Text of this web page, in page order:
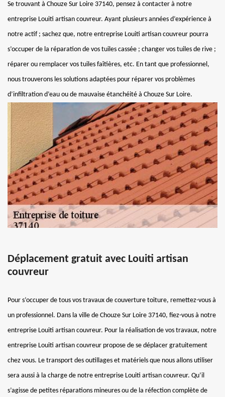
Se trouvant à Chouze Sur Loire 37140, pensez à contacter à notre
entreprise Louiti artisan couvreur. Ayant plusieurs années d’expérience à
notre actif ; sachez que, notre entreprise Louiti artisan couvreur pourra
s’occuper de la réparation de vos tuiles cassée ; changer vos tuiles de rive ;
réparer ou remplacer vos tuiles faîtières, etc. En tant que professionnel,
nous trouverons les solutions adaptées pour réparer vos problèmes
d’infiltration d’eau ou de mauvaise étanchéité à Chouze Sur Loire.
Déplacement gratuit avec Louiti artisan
couvreur
Pour s’occuper de tous vos travaux de couverture toiture, remettez-vous à
un professionnel. Dans la ville de Chouze Sur Loire 37140, fiez-vous à notre
entreprise Louiti artisan couvreur. Pour la réalisation de vos travaux, notre
entreprise Louiti artisan couvreur propose de se déplacer gratuitement
chez vous. Le transport des outillages et matériels que nous allons utiliser
sera aussi à la charge de notre entreprise Louiti artisan couvreur. Qu’il
s’agisse de petites réparations mineures ou de la réfection complète de